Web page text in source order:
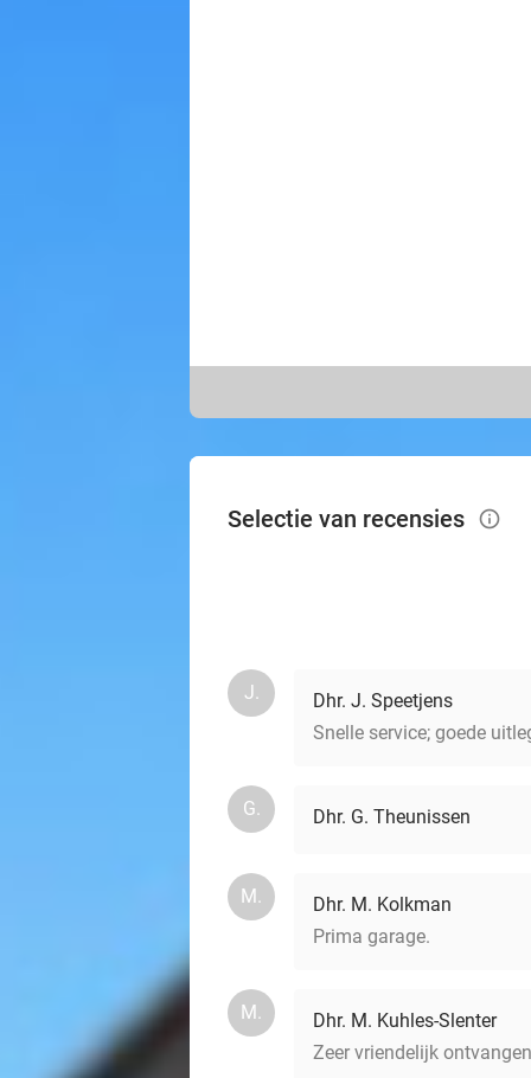
Selectie van recensies info_outlined
J.
Dhr. J. Speetjens
Snelle service; goede
G. Dhr. G. Theunissen
M.
Dhr. M. Kolkman
Prima garage.
M.
Dhr. M. Kuhles-Slenter
Zeer vriendelijk